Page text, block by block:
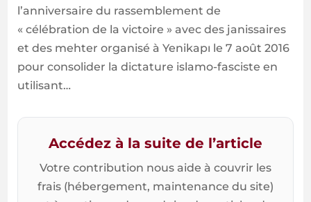
l’anniversaire du rassemblement de
« célébration de la victoire » avec des janissaires
et des mehter organisé à Yenikapı le 7 août 2016
pour consolider la dictature islamo-fasciste en
utilisant…
Accédez à la suite de l’article
Votre contribution nous aide à couvrir les
frais (hébergement, maintenance du site)